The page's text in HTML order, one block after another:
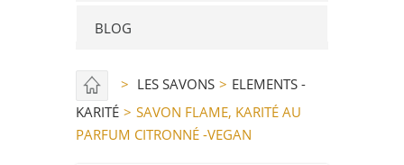
BLOG
> LES SAVONS > ELEMENTS -
KARITÉ > SAVON FLAME, KARITÉ AU
PARFUM CITRONNÉ -VEGAN